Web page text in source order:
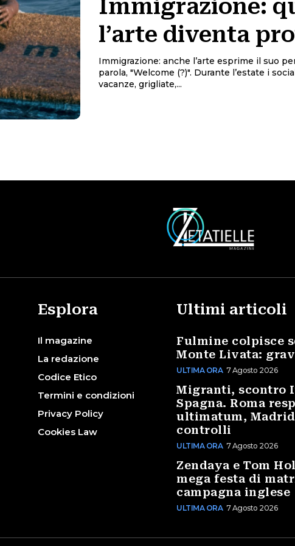
Immigrazione:
l’arte diventa
Immigrazione: anche l’arte esprime il suo
parola, "Welcome (?)". Durante l’estate i social si popolano di foto di
vacanze, grigliate,...
Esplora
Il magazine
La redazione
Codice Etico
Termini e condizioni
Privacy Policy
Cookies Law
Ultimi articoli
Fulmine colpisce
Monte Livata:
ULTIMA ORA 7 Agosto 2026
Migranti, scontro
Spagna. Roma
ultimatum,
controlli
ULTIMA ORA 7 Agosto 2026
Zendaya e Tom
mega festa di
campagna inglese
ULTIMA ORA 7 Agosto 2026